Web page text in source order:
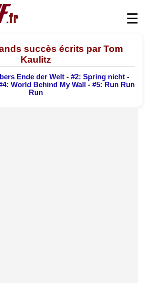
☰
succès écrits par Tom
Kaulitz
Ende der Welt - #2: Spring nicht -
World Behind My Wall - #5: Run Run
Run